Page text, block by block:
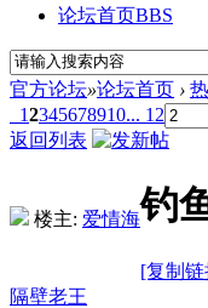
论坛首页BBS
官方论坛»论坛首页 ›
12345678910... 12
返回列表
楼主: 爱情海钓
[复制
隔壁老王